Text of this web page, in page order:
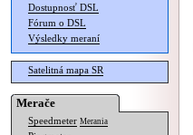
Dostupnosť DSL
Fórum o DSL
Výsledky meraní
Satelitná mapa SR
Merače
Speedmeter Merania